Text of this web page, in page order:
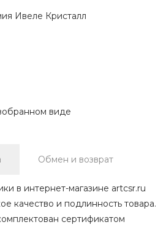
Ивеле Кристалл
виде
Обмен и возврат
в интернет-магазине artcsr.ru
качество и подлинность товара.
сертификатом